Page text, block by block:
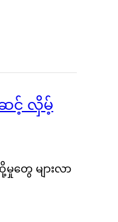
ဆင့် လှိမ့်
တွေ များလာ